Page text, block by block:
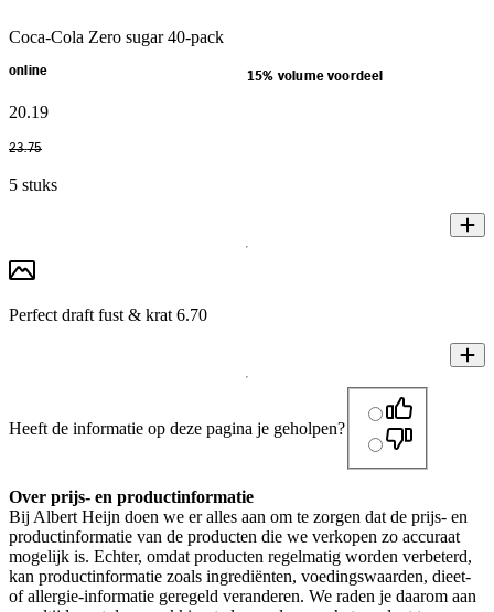
Coca-Cola Zero sugar 40-pack
online 15% volume voordeel
20.19
23.75
5 stuks
Perfect draft fust & krat 6.70
Heeft de informatie op deze pagina je geholpen?
Over prijs- en productinformatie
Bij Albert Heijn doen we er alles aan om te zorgen dat de prijs- en
productinformatie van de producten die we verkopen zo accuraat
mogelijk is. Echter, omdat producten regelmatig worden verbeterd,
kan productinformatie zoals ingrediënten, voedingswaarden, dieet-
of allergie-informatie geregeld veranderen. We raden je daarom aan